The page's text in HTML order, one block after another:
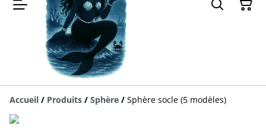
Accueil / Produits / Sphère / Sphère socle (5 modèles)